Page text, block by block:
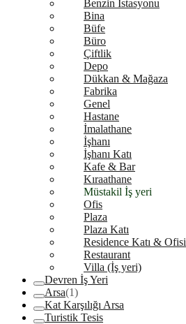
Benzin İstasyonu
Bina
Büfe
Büro
Çiftlik
Depo
Dükkan & Mağaza
Fabrika
Genel
Hastane
İmalathane
İşhanı
İşhanı Katı
Kafe & Bar
Kıraathane
Müstakil İş yeri
Ofis
Plaza
Plaza Katı
Residence Katı & Ofisi
Restaurant
Villa (İş yeri)
Devren İş Yeri
Arsa(1)
Kat Karşılığı Arsa
Turistik Tesis